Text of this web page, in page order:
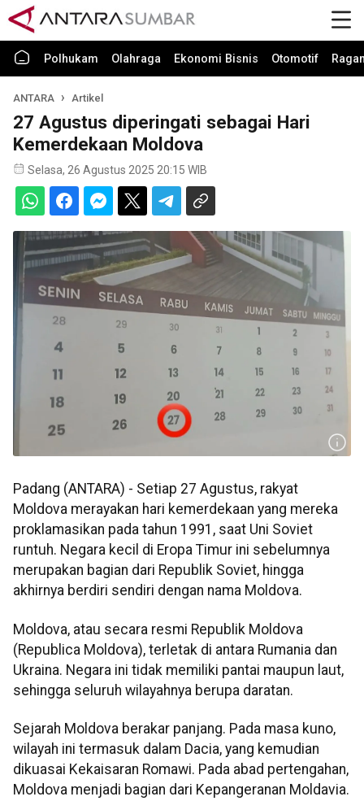
Polhukam Olahraga Ekonomi Bisnis Otomotif
ANTARA Artikel
27 Agustus diperingati sebagai Hari
Kemerdekaan Moldova
Selasa, 26 Agustus 2025 20:15 WIB
Padang (ANTARA) - Setiap 27 Agustus, rakyat
Moldova merayakan hari kemerdekaan yang mereka
proklamasikan pada tahun 1991, saat Uni Soviet
runtuh. Negara kecil di Eropa Timur ini sebelumnya
merupakan bagian dari Republik Soviet, hingga
akhirnya berdiri sendiri dengan nama Moldova.
Moldova, atau secara resmi Republik Moldova
(Republica Moldova), terletak di antara Rumania dan
Ukraina. Negara ini tidak memiliki pantai maupun laut,
sehingga seluruh wilayahnya berupa daratan.
Sejarah Moldova berakar panjang. Pada masa kuno,
wilayah ini termasuk dalam Dacia, yang kemudian
dikuasai Kekaisaran Romawi. Pada abad pertengahan,
Moldova menjadi bagian dari Kepangeranan Moldavia.